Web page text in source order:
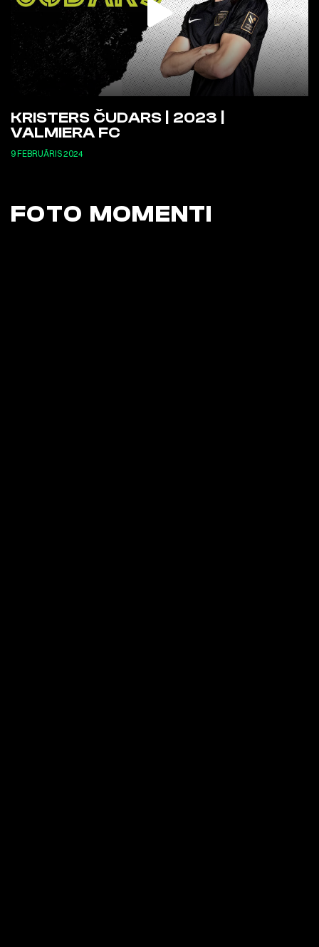
KRISTERS ČUDARS | 2023 |
VALMIERA FC
9 FEBRUĀRIS 2024
FOTO MOMENTI